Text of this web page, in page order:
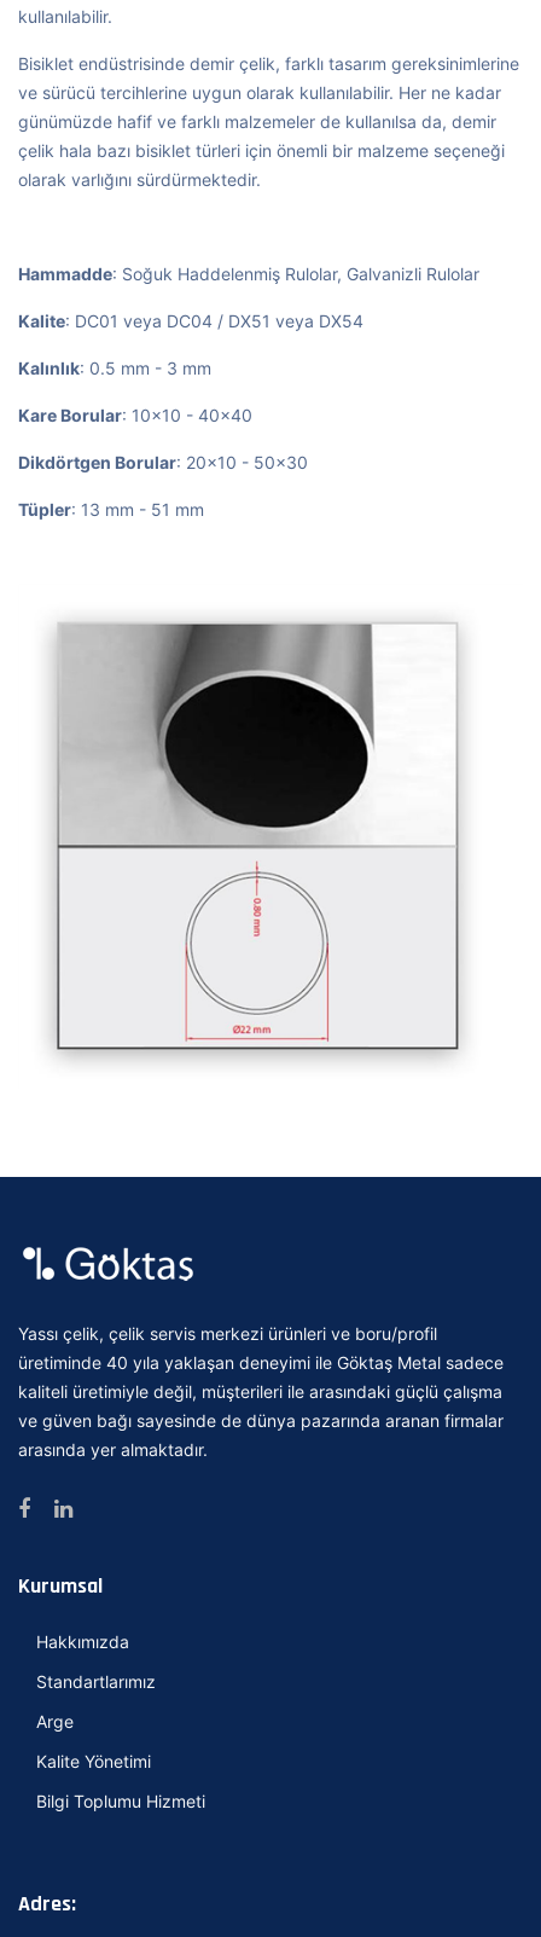
kullanılabilir.
Bisiklet endüstrisinde demir çelik, farklı tasarım gereksinimlerine
ve sürücü tercihlerine uygun olarak kullanılabilir. Her ne kadar
günümüzde hafif ve farklı malzemeler de kullanılsa da, demir
çelik hala bazı bisiklet türleri için önemli bir malzeme seçeneği
olarak varlığını sürdürmektedir.
Hammadde: Soğuk Haddelenmiş Rulolar, Galvanizli Rulolar
Kalite: DC01 veya DC04 / DX51 veya DX54
Kalınlık: 0.5 mm - 3 mm
Kare Borular: 10x10 - 40x40
Dikdörtgen Borular: 20x10 - 50x30
Tüpler: 13 mm - 51 mm
Yassı çelik, çelik servis merkezi ürünleri ve boru/profil
üretiminde 40 yıla yaklaşan deneyimi ile Göktaş Metal sadece
kaliteli üretimiyle değil, müşterileri ile arasındaki güçlü çalışma
ve güven bağı sayesinde de dünya pazarında aranan firmalar
arasında yer almaktadır.
Kurumsal
Hakkımızda
Standartlarımız
Arge
Kalite Yönetimi
Bilgi Toplumu Hizmeti
Adres: